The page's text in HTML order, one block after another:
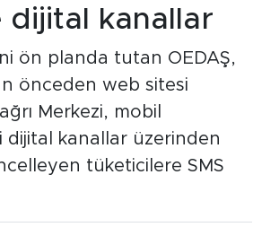
dijital kanallar
ön planda tutan OEDAŞ,
önceden web sitesi
Merkezi, mobil
kanallar üzerinden
tüketicilere SMS